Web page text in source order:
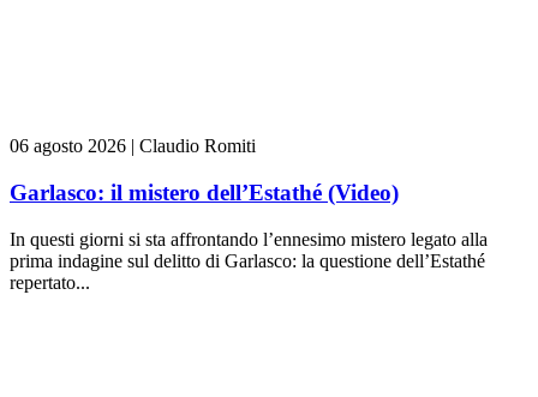
06 agosto 2026 | Claudio Romiti
Garlasco: il mistero dell’Estathé (Video)
In questi giorni si sta affrontando l’ennesimo mistero legato alla
prima indagine sul delitto di Garlasco: la questione dell’Estathé
repertato...